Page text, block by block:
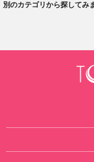
別のカテゴリから探してみ